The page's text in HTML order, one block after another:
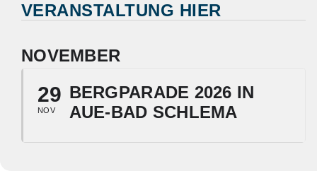
VERANSTALTUNG HIER
NOVEMBER
29
NOV
BERGPARADE 2026 IN
AUE-BAD SCHLEMA